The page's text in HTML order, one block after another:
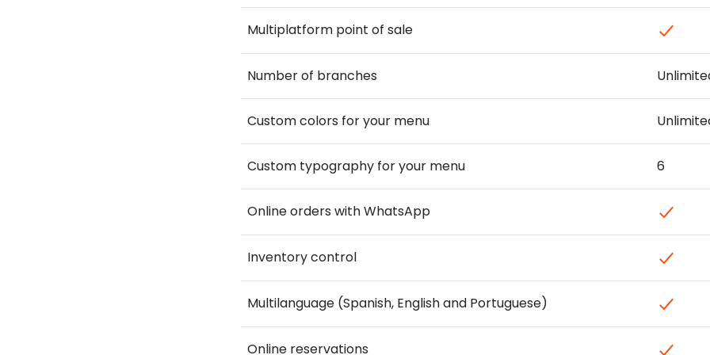
Multiplatform point of sale
Number of branches
Custom colors for your menu
Custom typography for your menu 6
Online orders with WhatsApp
Inventory control
Multilanguage (Spanish, English and Portuguese)
Online reservations